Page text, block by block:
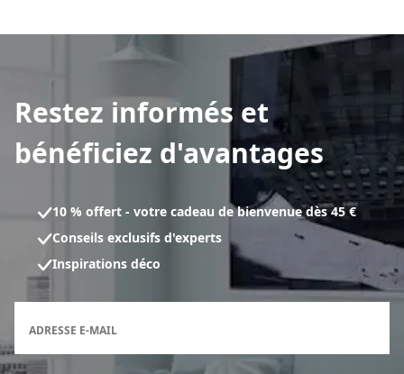
Restez informés et
bénéficiez d'avantages
10 % offert - votre cadeau de bienvenue dès 45 €
Conseils exclusifs d'experts
Inspirations déco
ADRESSE E-MAIL